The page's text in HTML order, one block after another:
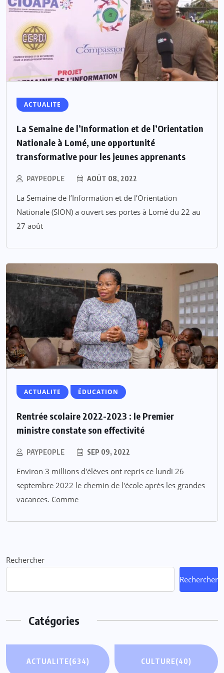
ACTUALITE
La Semaine de l’Information et de l’Orientation
Nationale à Lomé, une opportunité
transformative pour les jeunes apprenants
PAYPEOPLE AOÛT 08, 2022
La Semaine de l’Information et de l’Orientation
Nationale (SION) a ouvert ses portes à Lomé du 22 au
27 août
ACTUALITE ÉDUCATION
Rentrée scolaire 2022-2023 : le Premier
ministre constate son effectivité
PAYPEOPLE SEP 09, 2022
Environ 3 millions d'élèves ont repris ce lundi 26
septembre 2022 le chemin de l'école après les grandes
vacances. Comme
Rechercher
Rechercher
Catégories
ACTUALITE(634) CULTURE(40)